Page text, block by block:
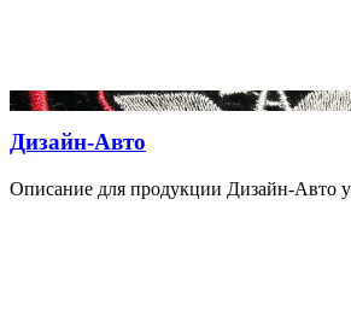
Дизайн-Авто
Описание для продукции Дизайн-Авто